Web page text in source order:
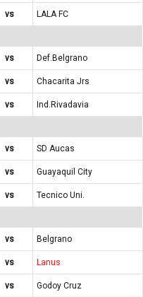
vs LALA FC
vs
Def.Belgrano
vs
Chacarita Jrs
vs Ind.Rivadavia
vs
SD Aucas
vs
Guayaquil City
vs Tecnico Uni.
vs
Belgrano
vs
Lanus
vs
Godoy Cruz